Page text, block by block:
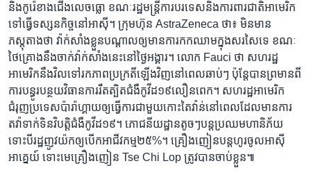
និង​កូរ៉េ​ខាង​ជើង​លេច​ធ្លោ​ ខណៈ​រដ្ឋមន្ត្រី​ការ​បរទេស​និង​ការពារ​ជាតិ​អាមេរិក​​​​
ទៅ​ធ្វើ​ទស្សនកិច្ច​នៅ​អាស៊ី។ ក្រុមហ៊ុន AstraZeneca ថា៖ មិន​មាន​
ភស្តុតាង​ថា វ៉ាក់សាំង​​ខ្លួន​បណ្តាល​ឲ្យ​មាន​ការ​កក​ឈាម​ក្នុង​សរសៃ​ទេ ខណៈ​
ថៃ​គ្រោង​នឹង​ចាក់​វ៉ាក់សាំង​នេះ​នៅ​ថ្ងៃ​អង្គារ។ លោក Fauci ថា សហរដ្ឋ​
អាមេរិក​​នឹង​វិល​ទៅ​រក​​ភាព​ប្រក្រតី​ឡើង​វិញ​នៅ​ពេល​ឆាប់ៗ ប៉ុន្តែ​បាន​ព្រមាន​ពី​
ការ​បន្ធូរបន្ថយ​វិធានការ​រឹតត្បិត​ជំងឺ​កូវីដ១៩​លឿន​ពេក។ សហរដ្ឋ​អាមេរិក​
ជំរុញ​ប្រទេស​ប៉ារ៉ាហ្គាយ​ឲ្យ​ធ្វើការ​ជាមួយ​កោះ​តៃវ៉ាន់​នៅ​ពេល​ដែល​មាន​ការ​
តវ៉ា​​ទាក់ទិន​​វិបត្តិ​​ជំងឺ​កូវីដ១៩។ ភោជនីយដ្ឋាន​តូចៗ​បន្ត​ប្រឈម​ហានិភ័យ
ទោះបី​រដ្ឋ​ញូវយ៉ក​ឲ្យ​បើក​អាជីវកម្ម​២៥%។ គ្រឿង​ញៀន​បន្ត​ហូរ​ចូល​អាស៊ី
អាគ្នេយ៍​ ទោះ​​មេ​គ្រឿង​ញៀន Tse Chi Lop ត្រូវ​បាន​ចាប់​ខ្លួន៕